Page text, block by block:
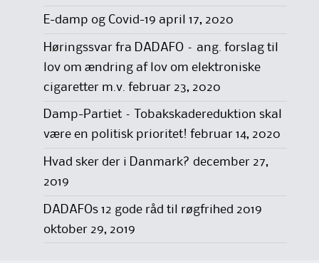
E-damp og Covid-19 april 17, 2020
Høringssvar fra DADAFO – ang. forslag til
lov om ændring af lov om elektroniske
cigaretter m.v. februar 23, 2020
Damp-Partiet – Tobakskadereduktion skal
være en politisk prioritet! februar 14, 2020
Hvad sker der i Danmark? december 27,
2019
DADAFOs 12 gode råd til røgfrihed 2019
oktober 29, 2019